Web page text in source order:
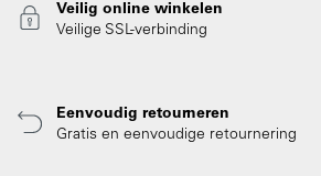
Veilig online winkelen
Veilige SSL-verbinding
Eenvoudig retourneren
Gratis en eenvoudige retournering